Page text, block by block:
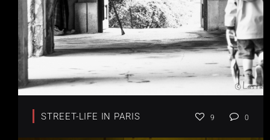
STREET-LIFE IN PARIS 9 0